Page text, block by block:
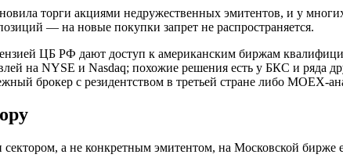
торги акциями недружественных эмитентов, и у
— на новые покупки запрет не распространяется.
ЦБ РФ дают доступ к американским биржам
на NYSE и Nasdaq; похожие решения есть у БКС и ряда
брокер с резидентством в третьей стране либо MOEX-
сектором, а не конкретным эмитентом, на Московской